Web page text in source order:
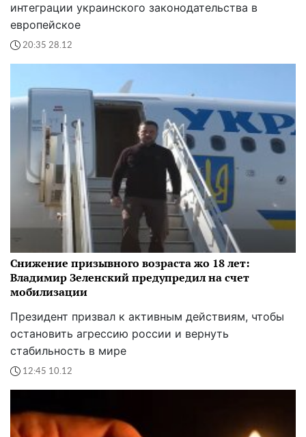
интеграции украинского законодательства в
европейское
20:35 28.12
Снижение призывного возраста жо 18 лет:
Владимир Зеленский предупредил на счет
мобилизации
Президент призвал к активным действиям, чтобы
остановить агрессию россии и вернуть
стабильность в мире
12:45 10.12